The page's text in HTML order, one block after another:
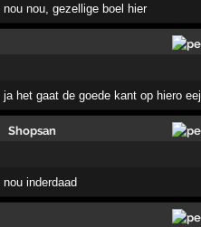
nou nou, gezellige boel hier
ja het gaat de goede kant op hiero eej
Shopsan
nou inderdaad